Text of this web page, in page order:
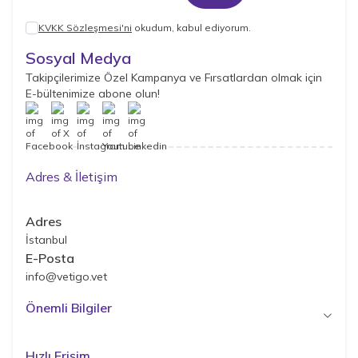
KVKK Sözleşmesi'ni okudum, kabul ediyorum.
Sosyal Medya
Takipçilerimize Özel Kampanya ve Fırsatlardan olmak için
E-bültenimize abone olun!
Adres & İletişim
Adres
İstanbul
E-Posta
info@vetigo.vet
Önemli Bilgiler